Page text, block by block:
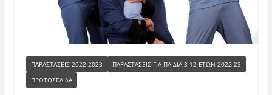
ΠΑΡΑΣΤΆΣΕΙΣ 2022-2023
ΠΑΡΑΣΤΆΣΕΙΣ ΓΙΑ ΠΑΙΔΙΆ 3-12 ΕΤΏΝ 2022-23
ΠΡΩΤΟΣΕΛΙΔΑ